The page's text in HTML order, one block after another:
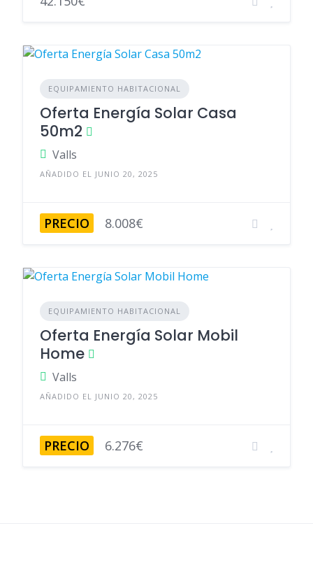
EQUIPAMIENTO HABITACIONAL
Oferta Energía Solar Casa
50m2
Valls
AÑADIDO EL JUNIO 20, 2025
PRECIO 8.008€
EQUIPAMIENTO HABITACIONAL
Oferta Energía Solar Mobil
Home
Valls
AÑADIDO EL JUNIO 20, 2025
PRECIO 6.276€